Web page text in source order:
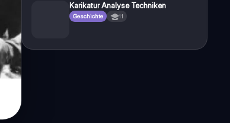
Karikatur Analyse Techniken
Geschichte 11